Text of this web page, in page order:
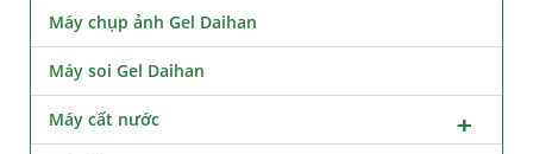
Máy chụp ảnh Gel Daihan
Máy soi Gel Daihan
Máy cất nước